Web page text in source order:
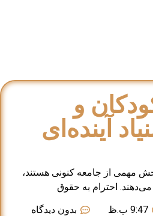
و
آینده‌ای
مهمی از جامعه کنونی هستند،
احترام به حقوق
9:47 ب.ظ بدون دیدگاه